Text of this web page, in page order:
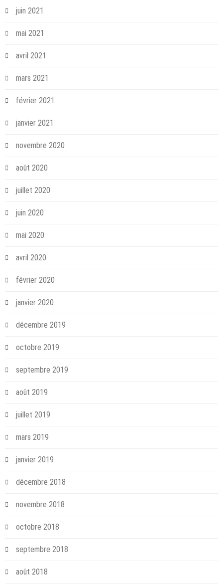
juin 2021
mai 2021
avril 2021
mars 2021
février 2021
janvier 2021
novembre 2020
août 2020
juillet 2020
juin 2020
mai 2020
avril 2020
février 2020
janvier 2020
décembre 2019
octobre 2019
septembre 2019
août 2019
juillet 2019
mars 2019
janvier 2019
décembre 2018
novembre 2018
octobre 2018
septembre 2018
août 2018